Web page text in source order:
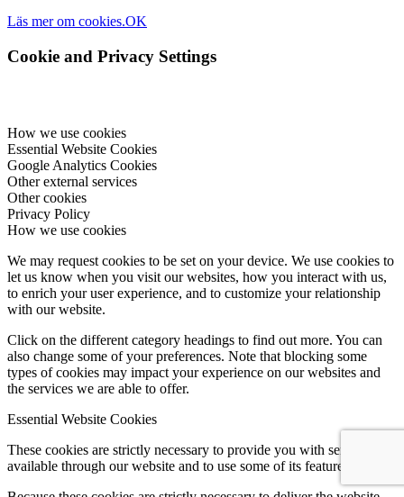
Läs mer om cookies.OK
Cookie and Privacy Settings
How we use cookies
Essential Website Cookies
Google Analytics Cookies
Other external services
Other cookies
Privacy Policy
How we use cookies
We may request cookies to be set on your device. We use cookies to
let us know when you visit our websites, how you interact with us,
to enrich your user experience, and to customize your relationship
with our website.
Click on the different category headings to find out more. You can
also change some of your preferences. Note that blocking some
types of cookies may impact your experience on our websites and
the services we are able to offer.
Essential Website Cookies
These cookies are strictly necessary to provide you with services
available through our website and to use some of its features.